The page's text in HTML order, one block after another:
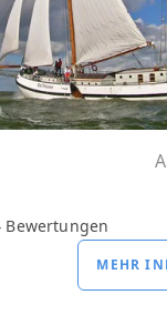
Bewertungen
MEHR